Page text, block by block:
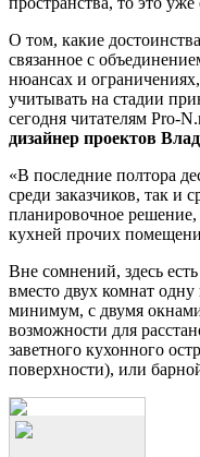
О том, какие
связанное с
нюансах и ограничениях,
учитывать на стадии
сегодня читателям Pro-
дизайнер проектов
«В последние полтора
среди заказчиков, так и
планировочное
кухней прочих
Вне сомнений, здесь
вместо двух комнат
минимум, с двумя
возможности для
заветного кухонного
поверхности), или